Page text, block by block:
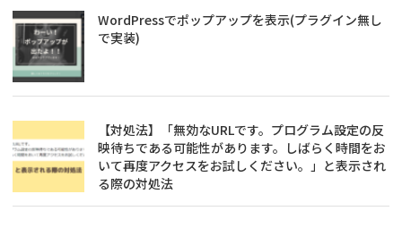
WordPressでポップアップを表示(プラグイン無し
で実装)
【対処法】「無効なURLです。プログラム設定の反
映待ちである可能性があります。しばらく時間をお
いて再度アクセスをお試しください。」と表示され
る際の対処法